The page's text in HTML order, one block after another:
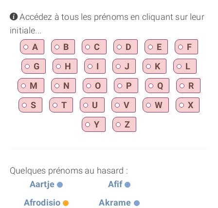
infoAccédez à tous les prénoms en cliquant sur leur
initiale...
A
B C D E
F
G
H I J K
L
M
N O P Q
R
S
T U V W
X
Y
Z
Quelques prénoms au hasard :
Aartje
Afif
Afrodisio
Akrame